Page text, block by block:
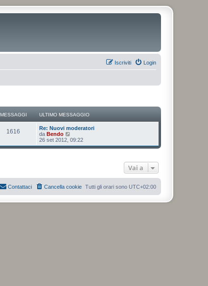
Login
Iscriviti
MESSAGGI ULTIMO MESSAGGIO
1616
Re: Nuovi moderatori
da Bendo
e
d
o
s
26 set 2012, 09:22
Vai a
Tutti gli orari sono UTC+02:00
Cancella cookie
Contattaci